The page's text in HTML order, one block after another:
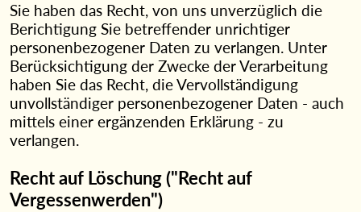
Sie haben das Recht, von uns unverzüglich die
Berichtigung Sie betreffender unrichtiger
personenbezogener Daten zu verlangen. Unter
Berücksichtigung der Zwecke der Verarbeitung
haben Sie das Recht, die Vervollständigung
unvollständiger personenbezogener Daten - auch
mittels einer ergänzenden Erklärung - zu
verlangen.
Recht auf Löschung ("Recht auf
Vergessenwerden")